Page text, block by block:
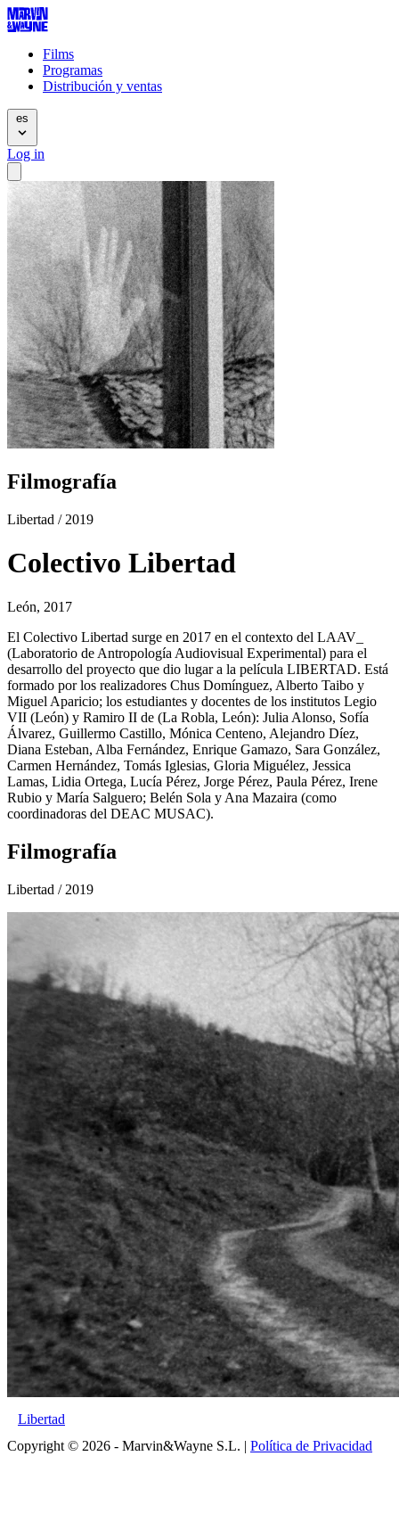
Films
Programas
Distribución y ventas
es
Log in
Filmografía
Libertad / 2019
Colectivo Libertad
León, 2017
El Colectivo Libertad surge en 2017 en el contexto del LAAV_
(Laboratorio de Antropología Audiovisual Experimental) para el
desarrollo del proyecto que dio lugar a la película LIBERTAD. Está
formado por los realizadores Chus Domínguez, Alberto Taibo y
Miguel Aparicio; los estudiantes y docentes de los institutos Legio
VII (León) y Ramiro II de (La Robla, León): Julia Alonso, Sofía
Álvarez, Guillermo Castillo, Mónica Centeno, Alejandro Díez,
Diana Esteban, Alba Fernández, Enrique Gamazo, Sara González,
Carmen Hernández, Tomás Iglesias, Gloria Miguélez, Jessica
Lamas, Lidia Ortega, Lucía Pérez, Jorge Pérez, Paula Pérez, Irene
Rubio y María Salguero; Belén Sola y Ana Mazaira (como
coordinadoras del DEAC MUSAC).
Filmografía
Libertad / 2019
Libertad
Copyright © 2026 - Marvin&Wayne S.L. | Política de Privacidad